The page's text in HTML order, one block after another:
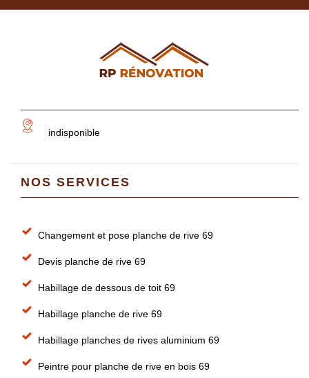
indisponible
NOS SERVICES
Changement et pose planche de rive 69
Devis planche de rive 69
Habillage de dessous de toit 69
Habillage planche de rive 69
Habillage planches de rives aluminium 69
Peintre pour planche de rive en bois 69